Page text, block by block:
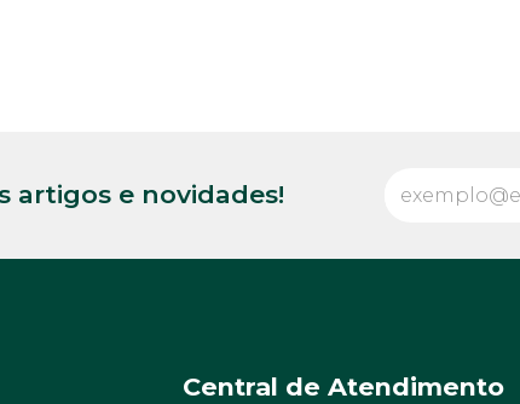
artigos e novidades!
Central de Atendimento